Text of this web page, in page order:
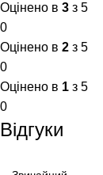
Оцінено в 3 з 5
0
Оцінено в 2 з 5
0
Оцінено в 1 з 5
0
Відгуки